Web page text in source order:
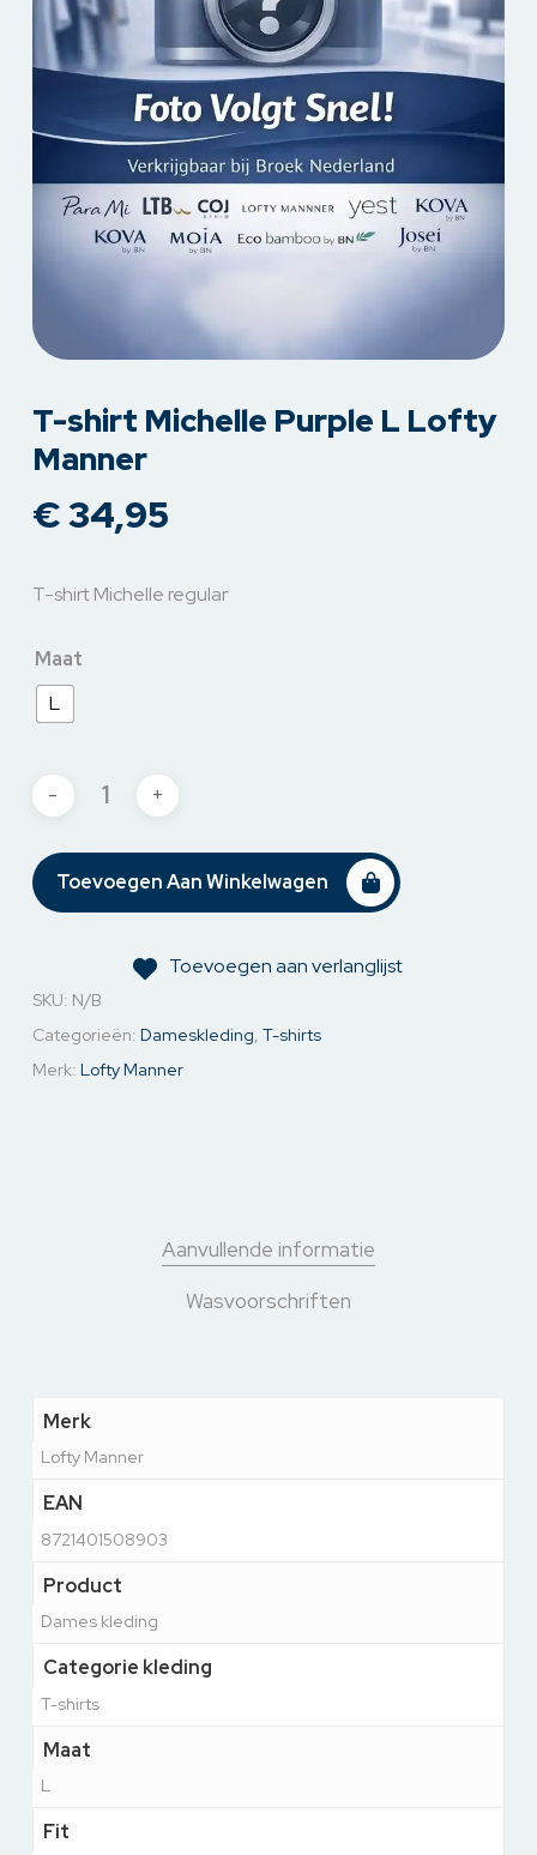
T-shirt Michelle Purple L Lofty
Manner
€34,95
T-shirt Michelle regular
Maat
L
Toevoegen Aan Winkelwagen
Toevoegen aan verlanglijst
SKU: N/B
Categorieën: Dameskleding, T-shirts
Merk: Lofty Manner
Aanvullende informatie
Wasvoorschriften
Merk
Lofty Manner
EAN
8721401508903
Product
Dames kleding
Categorie kleding
T-shirts
Maat
L
Fit